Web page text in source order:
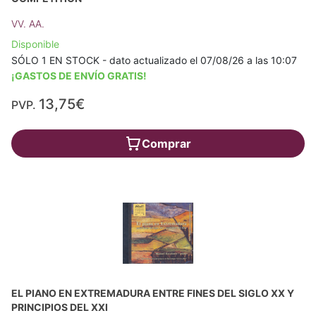
VV. AA.
Disponible
SÓLO 1 EN STOCK - dato actualizado el 07/08/26 a las 10:07
¡GASTOS DE ENVÍO GRATIS!
PVP. 13,75€
Comprar
EL PIANO EN EXTREMADURA ENTRE FINES DEL SIGLO XX Y
PRINCIPIOS DEL XXI